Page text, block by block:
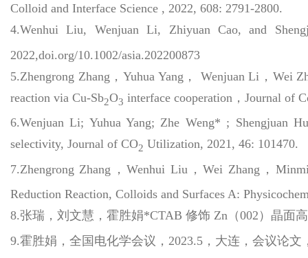
Colloid and Interface Science , 2022, 608: 2791-2800.
4.Wenhui Liu, Wenjuan Li, Zhiyuan Cao, and
2022,doi.org/10.1002/asia.202200873
5.Zhengrong Zhang，Yuhua Yang， Wenjuan Li，Wei
reaction via Cu-Sb2O3 interface cooperation，Journal of
6.Wenjuan Li; Yuhua Yang; Zhe Weng* ; Shengjuan
selectivity, Journal of CO2 Utilization, 2021, 46: 101470.
7.Zhengrong Zhang，Wenhui Liu，Wei Zhang，
Reduction Reaction, Colloids and Surfaces A:
8.张瑞，刘文慧，霍胜娟*CTAB 修饰 Zn（002）晶面
9.霍胜娟，全国电化学会议，2023.5，大连，会议论文